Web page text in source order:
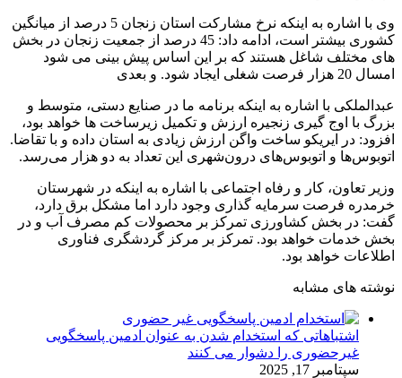
وی با اشاره به اینکه نرخ مشارکت استان زنجان 5 درصد از میانگین
کشوری بیشتر است، ادامه داد: 45 درصد از جمعیت زنجان در بخش
های مختلف شاغل هستند که بر این اساس پیش بینی می شود
امسال 20 هزار فرصت شغلی ایجاد شود. و بعدی
عبدالملکی با اشاره به اینکه برنامه ما در صنایع دستی، متوسط ​​و
بزرگ با اوج گیری زنجیره ارزش و تکمیل زیرساخت ها خواهد بود،
افزود: در ایریکو ساخت واگن ارزش زیادی به استان داده و با تقاضا.
اتوبوس‌ها و اتوبوس‌های درون‌شهری این تعداد به دو هزار می‌رسد.
وزیر تعاون، کار و رفاه اجتماعی با اشاره به اینکه در شهرستان
خرمدره فرصت سرمایه گذاری وجود دارد اما مشکل برق دارد،
گفت: در بخش کشاورزی تمرکز بر محصولات کم مصرف آب و در
بخش خدمات خواهد بود. تمرکز بر مرکز گردشگری فناوری
اطلاعات خواهد بود.
نوشته های مشابه
اشتباهاتی که استخدام شدن به عنوان ادمین پاسخگویی
غیرحضوری را دشوار می کنند
سپتامبر 17, 2025